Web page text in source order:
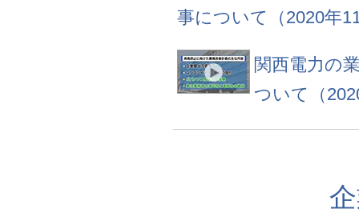
事について（2020年
関西電力の
ついて（